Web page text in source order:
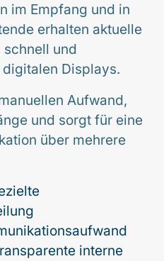
im Empfang und in
erhalten aktuelle
schnell und
Displays.
Aufwand,
und sorgt für eine
über mehrere
interne